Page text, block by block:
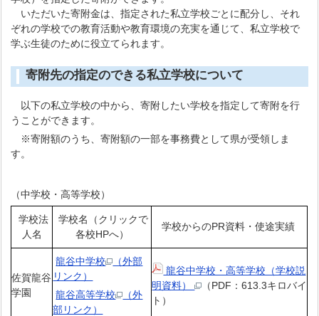
いただいた寄附金は、指定された私立学校ごとに配分し、それ
ぞれの学校での教育活動や教育環境の充実を通じて、私立学校で
学ぶ生徒のために役立てられます。
寄附先の指定のできる私立学校について
以下の私立学校の中から、寄附したい学校を指定して寄附を行
うことができます。
※寄附額のうち、寄附額の一部を事務費として県が受領しま
す。
（中学校・高等学校）
学校法
人名
学校名（クリックで
各校HPへ）
学校からのPR資料・使途実績
佐賀龍谷
学園
龍谷中学校
（外部
リンク）
龍谷高等学校
（外
部リンク）
龍谷中学校・高等学校（学校説
明資料）
（PDF：613.3キロバイ
ト）